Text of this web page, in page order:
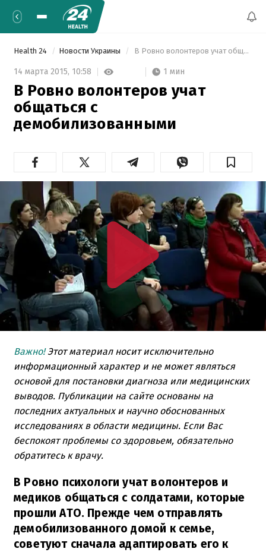
Health 24 Новости Украины В Ровно волонтеров учат общаться с демобилизованными
14 марта 2015, 10:58 1 мин
В Ровно волонтеров учат
общаться с
демобилизованными
Важно!Этот материал носит исключительно
информационный характер и не может являться
основой для постановки диагноза или медицинских
выводов. Публикации на сайте основаны на
последних актуальных и научно обоснованных
исследованиях в области медицины. Если Вас
беспокоят проблемы со здоровьем, обязательно
обратитесь к врачу.
В Ровно психологи учат волонтеров и
медиков общаться с солдатами, которые
прошли АТО. Прежде чем отправлять
демобилизованного домой к семье,
советуют сначала адаптировать его к